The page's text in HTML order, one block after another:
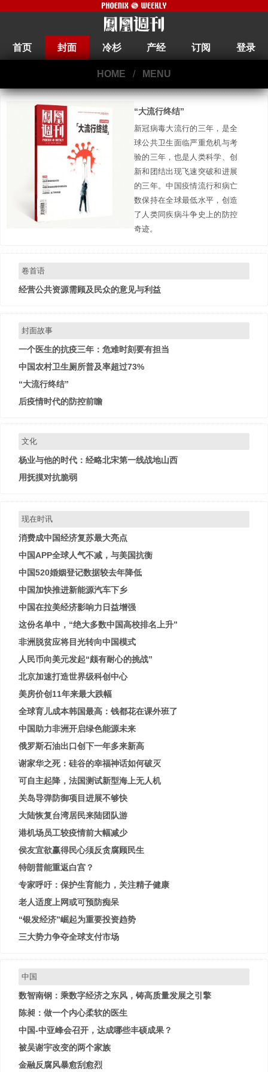
首页 封面 冷杉 产经 订阅 登录
HOME / MENU
“大流行终结”
新冠病毒大流行的三年，是全
球公共卫生面临严重危机与考
验的三年，也是人类科学、创
新和团结出现飞速突破和进展
的三年。中国疫情流行和病亡
数保持在全球最低水平，创造
了人类同疾病斗争史上的防控
奇迹。
卷首语
经营公共资源需顾及民众的意见与利益
封面故事
一个医生的抗疫三年：危难时刻要有担当
中国农村卫生厕所普及率超过73%
“大流行终结”
后疫情时代的防控前瞻
文化
杨业与他的时代：经略北宋第一线战地山西
用抚摸对抗脆弱
现在时讯
消费成中国经济复苏最大亮点
中国APP全球人气不减，与美国抗衡
​中国520婚姻登记数据较去年降低
中国加快推进新能源汽车下乡
中国在拉美经济影响力日益增强
这份名单中，“绝大多数中国高校排名上升”
非洲脱贫应将目光转向中国模式
人民币向美元发起“颇有耐心的挑战”
北京加速打造世界级科创中心
美房价创11年来最大跌幅
全球育儿成本韩国最高：钱都花在课外班了
中国助力非洲开启绿色能源未来
俄罗斯石油出口创下一年多来新高
谢家华之死：硅谷的幸福神话如何破灭
可自主起降，法国测试新型海上无人机
关岛导弹防御项目进展不够快
大陆恢复台湾居民来陆团队游
港机场员工较疫情前大幅减少
侯友宜欲赢得民心须反贪腐顾民生
特朗普能重返白宫？
专家呼吁：保护生育能力，关注精子健康
老人适度上网或可预防痴呆
“银发经济”崛起为重要投资趋势
三大势力争夺全球支付市场
中国
数智南钢：乘数字经济之东风，铸高质量发展之引擎
陈昶：做一个内心柔软的医生
中国-中亚峰会召开，达成哪些丰硕成果？
被吴谢宇改变的两个家族
金融反腐风暴愈刮愈烈